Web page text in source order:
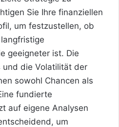
Sie Ihre finanziellen
um festzustellen, ob
geeigneter ist. Die
und die Volatilität der
sowohl Chancen als
fundierte
auf eigene Analysen
um